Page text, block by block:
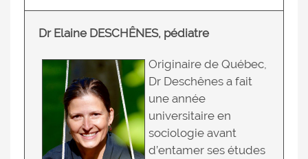
Dr Elaine DESCHÊNES, pédiatre
Originaire de Québec,
Dr Deschênes a fait
une année
universitaire en
sociologie avant
d’entamer ses études